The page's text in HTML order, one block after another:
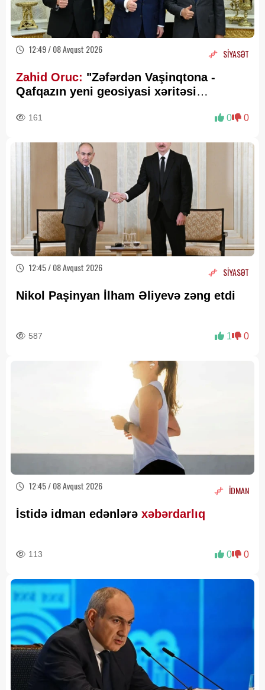
12:49 / 08 Avqust 2026 SİYASƏT
Zahid Oruc: "Zəfərdən Vaşinqtona -
Qafqazın yeni geosiyasi xəritəsi
161 0 0
12:45 / 08 Avqust 2026 SİYASƏT
Nikol Paşinyan İlham Əliyevə zəng etdi
587 1 0
12:45 / 08 Avqust 2026 İDMAN
İstidə idman edənlərə xəbərdarlıq
113 0 0